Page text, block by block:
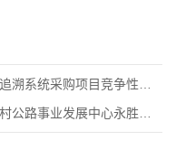
统采购项目竞争性磋商公告
发展中心永胜道斑房屋建设项目